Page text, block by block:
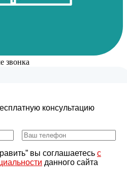
звонка
консультацию
вы соглашаетесь с
данного сайта